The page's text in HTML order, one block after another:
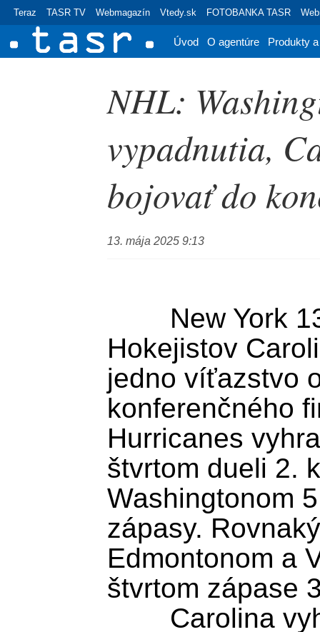
Teraz TASR TV Webmagazín Vtedy.sk FOTOBANKA TASR
Úvod O agentúre Produkty
NHL:
vypadnutia,
bojovať do
13. mája 2025 9:13
Hokejistov
jedno víťazstvo
konferenčného
Hurricanes
štvrtom dueli 2.
Washingtonom
zápasy.
Edmontonom a
štvrtom zápase